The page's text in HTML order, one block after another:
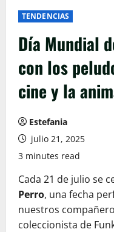
TENDENCIAS
Día Mundial
con los
cine y la
Estefania
julio 21, 2025
3 minutes read
Cada 21 de julio se
Perro, una fecha
nuestros
coleccionista de